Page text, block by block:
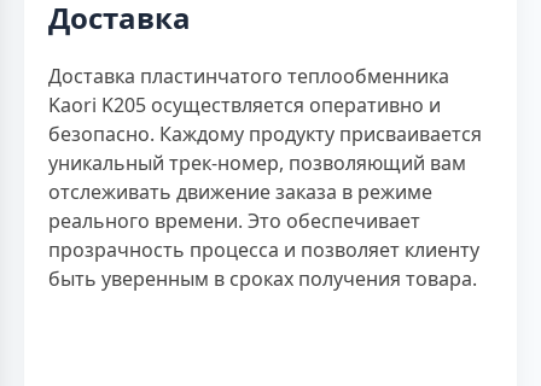
Доставка
Доставка пластинчатого теплообменника
Kaori K205 осуществляется оперативно и
безопасно. Каждому продукту присваивается
уникальный трек-номер, позволяющий вам
отслеживать движение заказа в режиме
реального времени. Это обеспечивает
прозрачность процесса и позволяет клиенту
быть уверенным в сроках получения товара.